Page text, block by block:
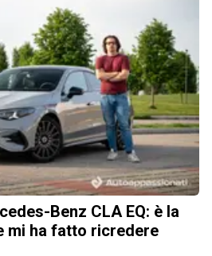
Benz CLA EQ: è la
mi ha fatto ricredere